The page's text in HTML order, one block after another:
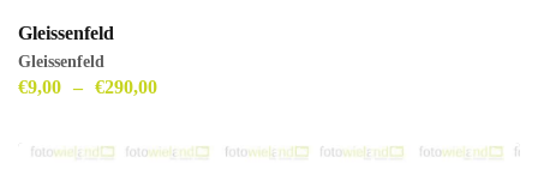
Gleissenfeld
Gleissenfeld
€9,00 – €290,00